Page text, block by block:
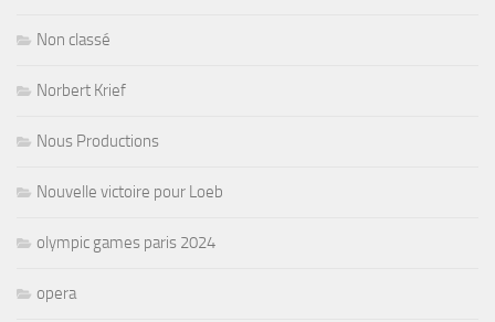
Non classé
Norbert Krief
Nous Productions
Nouvelle victoire pour Loeb
olympic games paris 2024
opera